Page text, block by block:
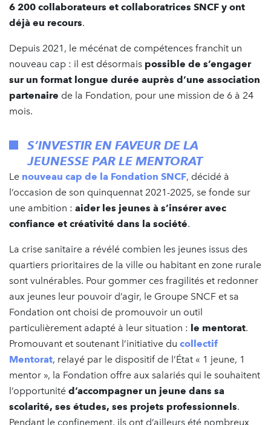
6 200 collaborateurs et collaboratrices SNCF y ont
déjà eu recours.
Depuis 2021, le mécénat de compétences franchit un
nouveau cap : il est désormais possible de s’engager
sur un format longue durée auprès d’une association
partenaire de la Fondation, pour une mission de 6 à 24
mois.
S’INVESTIR EN FAVEUR DE LA
JEUNESSE PAR LE MENTORAT
Le nouveau cap de la Fondation SNCF, décidé à
l’occasion de son quinquennat 2021-2025, se fonde sur
une ambition : aider les jeunes à s’insérer avec
confiance et créativité dans la société.
La crise sanitaire a révélé combien les jeunes issus des
quartiers prioritaires de la ville ou habitant en zone rurale
sont vulnérables. Pour gommer ces fragilités et redonner
aux jeunes leur pouvoir d’agir, le Groupe SNCF et sa
Fondation ont choisi de promouvoir un outil
particulièrement adapté à leur situation : le mentorat.
Promouvant et soutenant l’initiative du collectif
Mentorat, relayé par le dispositif de l’État « 1 jeune, 1
mentor », la Fondation offre aux salariés qui le souhaitent
l’opportunité d’accompagner un jeune dans sa
scolarité, ses études, ses projets professionnels.
Pendant le confinement, ils ont d’ailleurs été nombreux